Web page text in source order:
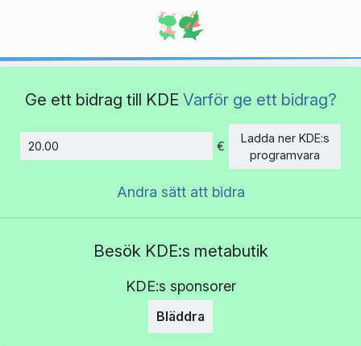
Ge ett bidrag till KDE Varför ge ett bidrag?
€
Ladda ner KDE:s
programvara
Andra sätt att bidra
Besök KDE:s metabutik
KDE:s sponsorer
Bläddra